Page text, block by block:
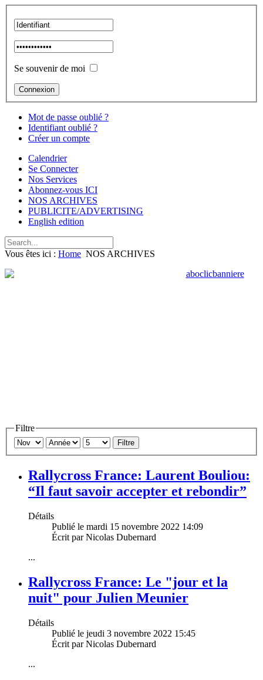
Se souvenir de moi
Mot de passe oublié ?
Identifiant oublié ?
Créer un compte
Calendrier
Se Connecter
Nos Services
Abonnez-vous ICI
NOS ARCHIVES
PUBLICITE/ADVERTISING
English edition
Vous êtes ici : Home NOS ARCHIVES
Filtre
Filtre
Rallycross France: Laurent Bouliou:
“Il faut savoir accepter et rebondir”
Détails
Publié le mardi 15 novembre 2022 14:09
Écrit par Nicolas Dubernard
...
Rallycross France: Le "jour et la
nuit" pour Julien Meunier
Détails
Publié le jeudi 3 novembre 2022 15:45
Écrit par Nicolas Dubernard
...